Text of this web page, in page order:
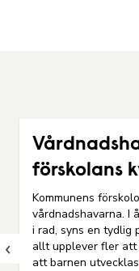
förskolans
Kommunens
vårdnadshavarna. I
i rad, syns en tydlig
allt upplever fler att
att barnen